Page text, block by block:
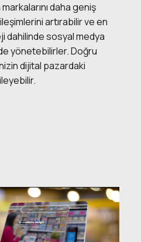
daha geniş
artırabilir ve en
dahilinde sosyal medya
yönetebilirler. Doğru
dijital pazardaki